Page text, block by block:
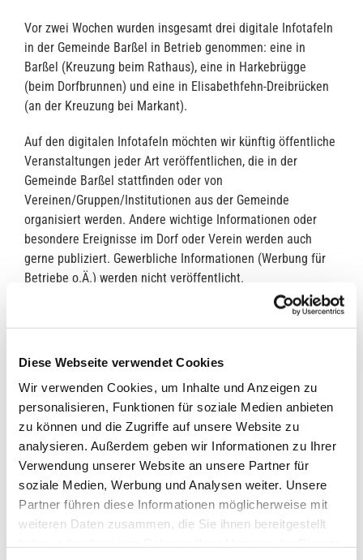
Diese Webseite verwendet Cookies
Wir verwenden Cookies, um Inhalte und Anzeigen zu
personalisieren, Funktionen für soziale Medien anbieten
zu können und die Zugriffe auf unsere Website zu
analysieren. Außerdem geben wir Informationen zu Ihrer
Verwendung unserer Website an unsere Partner für
soziale Medien, Werbung und Analysen weiter. Unsere
Partner führen diese Informationen möglicherweise mit
weiteren Daten zusammen, die Sie ihnen bereitgestellt
Vor zwei Wochen wurden insgesamt drei digitale Infotafeln
in der Gemeinde Barßel in Betrieb genommen: eine in
Barßel (Kreuzung beim Rathaus), eine in Harkebrügge
(beim Dorfbrunnen) und eine in Elisabethfehn-Dreibrücken
(an der Kreuzung bei Markant).
Auf den digitalen Infotafeln möchten wir künftig öffentliche
Veranstaltungen jeder Art veröffentlichen, die in der
Gemeinde Barßel stattfinden oder von
Vereinen/Gruppen/Institutionen aus der Gemeinde
organisiert werden. Andere wichtige Informationen oder
besondere Ereignisse im Dorf oder Verein werden auch
gerne publiziert. Gewerbliche Informationen (Werbung für
Betriebe o.Ä.) werden nicht veröffentlicht.
Auf allen Tafeln werden die gleichen Informationen
abgespielt und sie sind momentan so eingestellt, dass eine
Anmeldefrist o.Ä.) kann das Abspieldatum auch angepasst
werden.
Die Veröffentlichung läuft über die Gemeindeverwaltung.
Die Ansprechpartnerin für die Veröffentlichung ist Frau
Janina Wlodarczyk.
So funktioniert die Veröffentlichung auf den Tafeln: